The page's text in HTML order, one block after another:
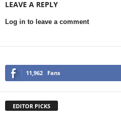
LEAVE A REPLY
Log in to leave a comment
11,962 Fans
EDITOR PICKS